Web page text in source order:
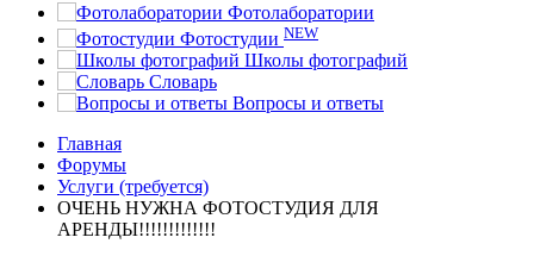
Фотолаборатории
Фотостудии NEW
Школы фотографий
Словарь
Вопросы и ответы
Главная
Форумы
Услуги (требуется)
ОЧЕНЬ НУЖНА ФОТОСТУДИЯ ДЛЯ
АРЕНДЫ!!!!!!!!!!!!!